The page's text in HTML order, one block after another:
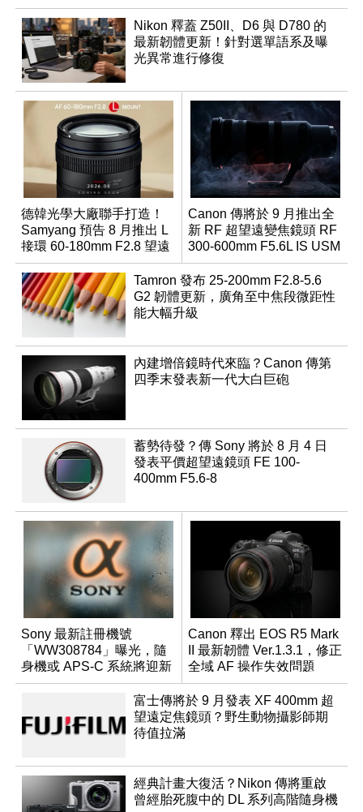
Nikon 釋蓋 Z50II、D6 與 D780 的
最新韌體更新！針對選單語系及曝
光異常進行修復
德韓光學大廠聯手打造！
Samyang 預告 8 月推出 L
接環 60-180mm F2.8 望遠
變焦鏡
Canon 傳將於 9 月推出全
新 RF 超望遠變焦鏡頭 RF
300-600mm F5.6L IS USM
Tamron 發布 25-200mm F2.8-5.6
G2 韌體更新，廣角至中焦段微距性
能大幅升級
內建增倍鏡時代來臨？Canon 傳第
四季末發表新一代大白巨砲
蓄勢待發？傳 Sony 將於 8 月 4 日
發表平價超望遠鏡頭 FE 100-
400mm F5.6-8
Sony 最新註冊機號
「WW308784」曝光，隨
身機或 APS-C 系統將迎新
成員？
Canon 釋出 EOS R5 Mark
II 最新韌體 Ver.1.3.1，修正
全域 AF 操作失效問題
富士傳將於 9 月發表 XF 400mm 超
望遠定焦鏡頭？野生動物攝影師期
待值拉滿
經典計畫大復活？Nikon 傳將重啟
曾經胎死腹中的 DL 系列高階隨身機